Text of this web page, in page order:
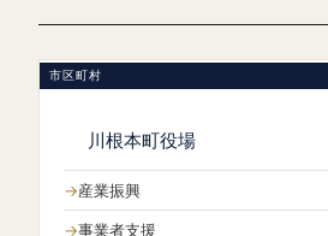
市区町村
川根本町役場
産業振興
事業者支援